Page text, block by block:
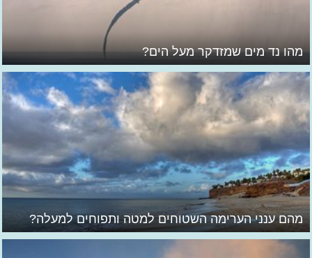
מהו נד מים שמזדקר מעל הים?
מהם ענני הערימה השטוחים למטה ותפוחים למעלה?